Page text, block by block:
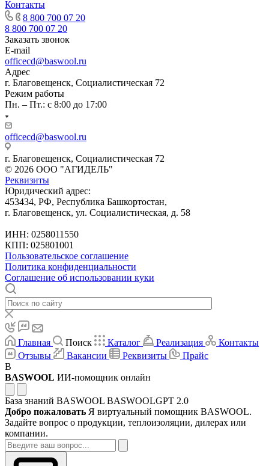
Контакты
8 800 700 07 20
8 800 700 07 20
Заказать звонок
E-mail
officecd@baswool.ru
Адрес
г. Благовещенск, Социалистическая 72
Режим работы
Пн. – Пт.: с 8:00 до 17:00
officecd@baswool.ru
г. Благовещенск, Социалистическая 72
© 2026 ООО "АГИДЕЛЬ"
Реквизиты
Юридический адрес:
453434, РФ, Республика Башкортостан,
г. Благовещенск, ул. Социалистическая, д. 58
ИНН: 0258011550
КПП: 025801001
Пользовательское соглашение
Политика конфиденциальности
Соглашение об использовании куки
Главная Поиск Каталог Реализация
Контакты
Отзывы
Вакансии Реквизиты
Прайс
B
BASWOOL ИИ-помощник онлайн
База знаний BASWOOL BASWOOLGPT 2.0
Добро пожаловать Я виртуальный помощник BASWOOL.
Задайте вопрос о продукции, теплоизоляции, дилерах или
компании.